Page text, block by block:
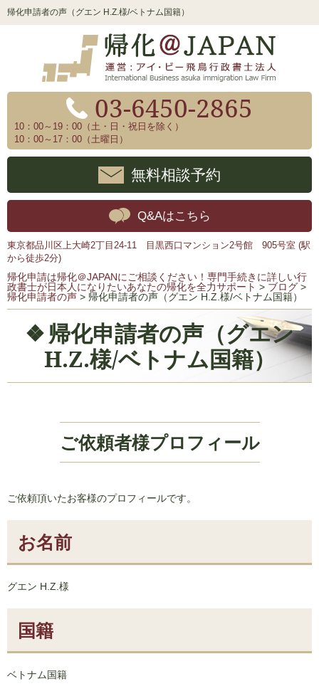
帰化申請者の声（グエン H.Z.様/ベトナム国籍）
03-6450-2865
10：00～19：00（土・日・祝日を除く）
10：00～17：00（土曜日）
無料相談予約
Q&Aはこちら
東京都品川区上大崎2丁目24-11 目黒西口マンション2号館 905号室 (駅
から徒歩2分)
帰化申請は帰化＠JAPANにご相談ください！専門手続きに詳しい行
政書士が日本人になりたいあなたの帰化を全力サポート > ブログ >
帰化申請者の声 > 帰化申請者の声（グエン H.Z.様/ベトナム国籍）
帰化申請者の声（グエン
H.Z.様/ベトナム国籍）
ご依頼者様プロフィール
ご依頼頂いたお客様のプロフィールです。
お名前
グエン H.Z.様
国籍
ベトナム国籍